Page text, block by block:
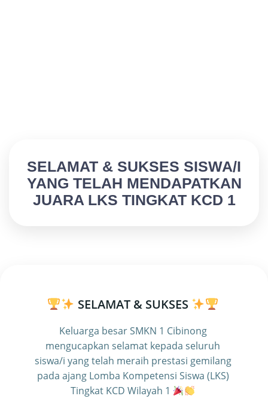
SELAMAT & SUKSES SISWA/I
YANG TELAH MENDAPATKAN
JUARA LKS TINGKAT KCD 1
SELAMAT & SUKSES
Keluarga besar SMKN 1 Cibinong
mengucapkan selamat kepada seluruh
siswa/i yang telah meraih prestasi gemilang
pada ajang Lomba Kompetensi Siswa (LKS)
Tingkat KCD Wilayah 1